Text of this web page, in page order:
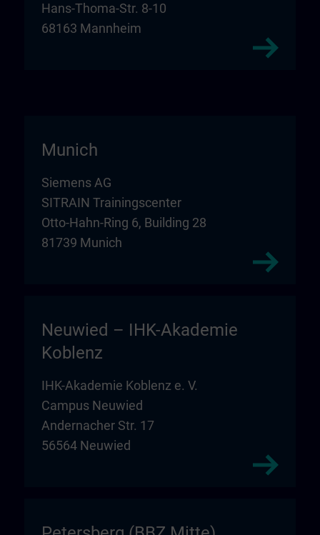
Hans-Thoma-Str. 8-10
68163 Mannheim
Munich
Siemens AG
SITRAIN Trainingscenter
Otto-Hahn-Ring 6, Building 28
81739 Munich
Neuwied – IHK-Akademie
Koblenz
IHK-Akademie Koblenz e. V.
Campus Neuwied
Andernacher Str. 17
56564 Neuwied